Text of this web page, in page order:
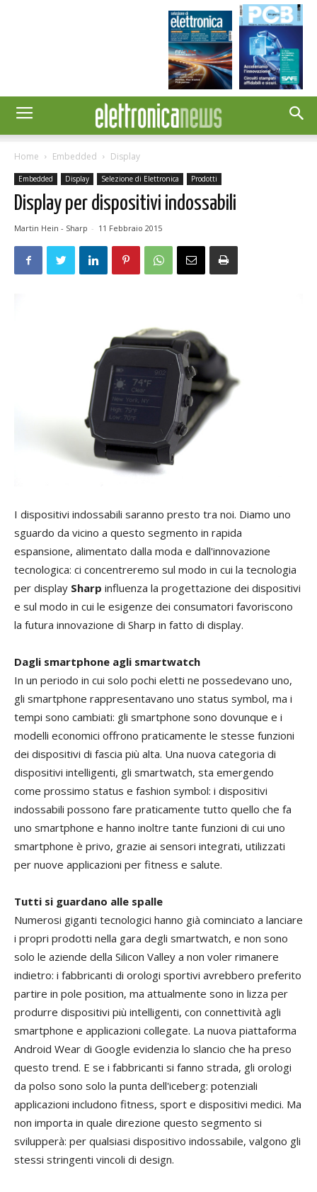
Home Embedded Display
Embedded Display Selezione di Elettronica Prodotti
Display per dispositivi indossabili
Martin Hein - Sharp - 11 Febbraio 2015
I dispositivi indossabili saranno presto tra noi. Diamo uno
sguardo da vicino a questo segmento in rapida
espansione, alimentato dalla moda e dall'innovazione
tecnologica: ci concentreremo sul modo in cui la tecnologia
per display Sharp influenza la progettazione dei dispositivi
e sul modo in cui le esigenze dei consumatori favoriscono
la futura innovazione di Sharp in fatto di display.
Dagli smartphone agli smartwatch
In un periodo in cui solo pochi eletti ne possedevano uno,
gli smartphone rappresentavano uno status symbol, ma i
tempi sono cambiati: gli smartphone sono dovunque e i
modelli economici offrono praticamente le stesse funzioni
dei dispositivi di fascia più alta. Una nuova categoria di
dispositivi intelligenti, gli smartwatch, sta emergendo
come prossimo status e fashion symbol: i dispositivi
indossabili possono fare praticamente tutto quello che fa
uno smartphone e hanno inoltre tante funzioni di cui uno
smartphone è privo, grazie ai sensori integrati, utilizzati
per nuove applicazioni per fitness e salute.
Tutti si guardano alle spalle
Numerosi giganti tecnologici hanno già cominciato a lanciare
i propri prodotti nella gara degli smartwatch, e non sono
solo le aziende della Silicon Valley a non voler rimanere
indietro: i fabbricanti di orologi sportivi avrebbero preferito
partire in pole position, ma attualmente sono in lizza per
produrre dispositivi più intelligenti, con connettività agli
smartphone e applicazioni collegate. La nuova piattaforma
Android Wear di Google evidenzia lo slancio che ha preso
questo trend. E se i fabbricanti si fanno strada, gli orologi
da polso sono solo la punta dell'iceberg: potenziali
applicazioni includono fitness, sport e dispositivi medici. Ma
non importa in quale direzione questo segmento si
svilupperà: per qualsiasi dispositivo indossabile, valgono gli
stessi stringenti vincoli di design.